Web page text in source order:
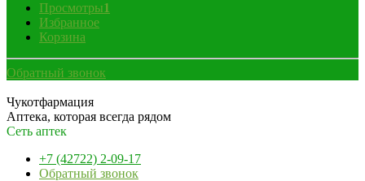
Просмотры1
Избранное
Корзина
Обратный звонок
Чукотфармация
Аптека, которая всегда рядом
Сеть аптек
+7 (42722) 2-09-17
Обратный звонок